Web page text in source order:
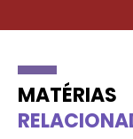
MATÉRIAS